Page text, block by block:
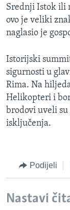
Srednji Istok ili
ovo je veliki
naglasio je
Istorijski
sigurnosti u
Rima. Na
Helikopteri i
brodovi uveli
isključenja.
Podijeli
Nastavi